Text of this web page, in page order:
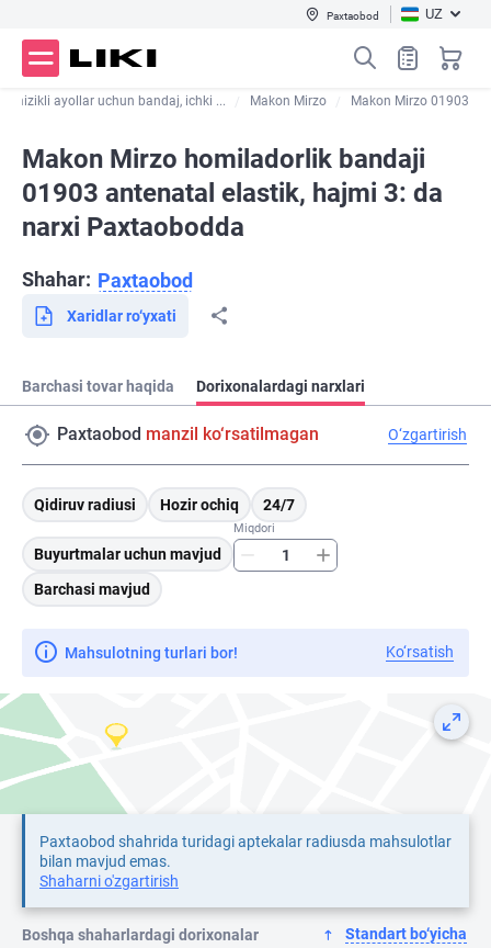
Paxtaobod UZ
ayollar uchun bandaj, ichki ... Makon Mirzo Makon Mirzo 01903
Makon Mirzo homiladorlik bandaji
01903 antenatal elastik, hajmi 3: da
narxi Paxtaobodda
Shahar: Paxtaobod
Xaridlar ro‘yxati
Barchasi tovar haqida Dorixonalardagi narxlari
Paxtaobod manzil ko‘rsatilmagan O‘zgartirish
Qidiruv radiusi Hozir ochiq 24/7
Buyurtmalar uchun mavjud
Miqdori
Barchasi mavjud
Mahsulotning turlari bor! Ko‘rsatish
Paxtaobod shahrida turidagi aptekalar radiusda mahsulotlar
bilan mavjud emas.
Shaharni o'zgartirish
Boshqa shaharlardagi dorixonalar Standart bo‘yicha